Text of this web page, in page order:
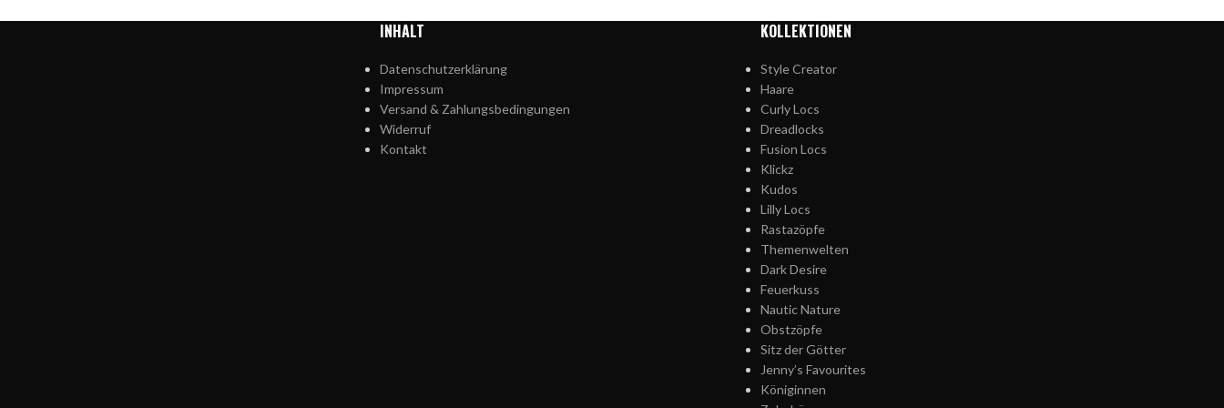
INHALT
Datenschutzerklärung
Impressum
Versand & Zahlungsbedingungen
Widerruf
Kontakt
KOLLEKTIONEN
Style Creator
Haare
Curly Locs
Dreadlocks
Fusion Locs
Klickz
Kudos
Lilly Locs
Rastazöpfe
Themenwelten
Dark Desire
Feuerkuss
Nautic Nature
Obstzöpfe
Sitz der Götter
Jenny’s Favourites
Königinnen